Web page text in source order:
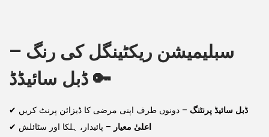
سبلیمیشن ریکٹینگل کی رنگ –
ڈبل سائیڈڈ🔑
✔ ڈبل سائیڈ پرنٹنگ – دونوں طرف اپنی مرضی کا ڈیزائن پرنٹ کریں
✔
اعلیٰ معیار – پائیدار، ہلکا اور سٹائلش